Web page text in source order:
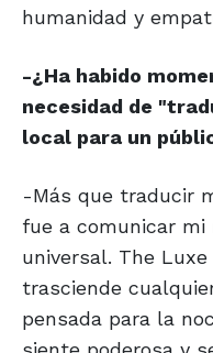
humanidad y
-¿Ha habido
necesidad de
local para un
-Más que traducir
fue a comunicar mi
universal. The
trasciende
pensada para la